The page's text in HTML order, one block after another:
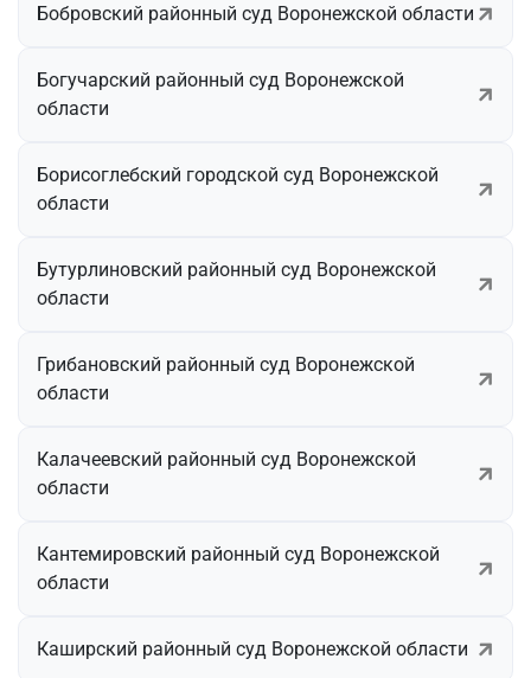
Бобровский районный суд Воронежской области
Богучарский районный суд Воронежской
области
Борисоглебский городской суд Воронежской
области
Бутурлиновский районный суд Воронежской
области
Грибановский районный суд Воронежской
области
Калачеевский районный суд Воронежской
области
Кантемировский районный суд Воронежской
области
Каширский районный суд Воронежской области